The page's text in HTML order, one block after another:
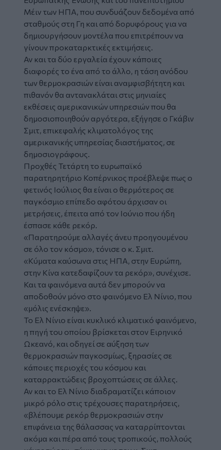
Μέιν των ΗΠΑ, που συνδυάζουν δεδομένα από
σταθμούς στη Γη και από δορυφόρους για να
δημιουργήσουν μοντέλα που επιτρέπουν να
γίνουν προκαταρκτικές εκτιμήσεις.
Αν και τα δύο εργαλεία έχουν κάποιες
διαφορές το ένα από το άλλο, η τάση ανόδου
των θερμοκρασιών είναι αναμφισβήτητη και
πιθανόν θα αντανακλάται στις μηνιαίες
εκθέσεις αμερικανικών υπηρεσιών που θα
δημοσιοποιηθούν αργότερα, εξήγησε ο Γκάβιν
Σμιτ, επικεφαλής κλιματολόγος της
αμερικανικής υπηρεσίας διαστήματος, σε
δημοσιογράφους.
Προχθές Τετάρτη το ευρωπαϊκό
παρατηρητήριο Κοπέρνικος προέβλεψε πως ο
φετινός Ιούλιος θα είναι ο θερμότερος σε
παγκόσμιο επίπεδο αφότου άρχισαν οι
μετρήσεις, έπειτα από τον Ιούνιο που ήδη
έσπασε κάθε ρεκόρ.
«Παρατηρούμε αλλαγές άνευ προηγουμένου
σε όλο τον κόσμο», τόνισε ο κ. Σμιτ.
«Κύματα καύσωνα στις ΗΠΑ, στην Ευρώπη,
στην Κίνα κατεδαφίζουν τα ρεκόρ», συνέχισε.
Και τα φαινόμενα αυτά δεν μπορούν να
αποδοθούν μόνο στο φαινόμενο Ελ Νίνιο, που
«μόλις ενέσκηψε».
Το Ελ Νίνιο είναι κυκλικό κλιματικό φαινόμενο,
η πηγή του οποίου βρίσκεται στον Ειρηνικό
Ωκεανό, και οδηγεί σε αύξηση των
θερμοκρασιών παγκοσμίως, ξηρασίες σε
κάποιες περιοχές του κόσμου και
καταρρακτώδεις βροχοπτώσεις σε άλλες.
Αν και το Ελ Νίνιο διαδραματίζει κάποιον
μικρό ρόλο στις τρέχουσες παρατηρήσεις,
«βλέπουμε ρεκόρ θερμοκρασιών στην
επιφάνεια της θάλασσας να καταρρίπτονται
ακόμα και πέρα από τους τροπικούς, πολλούς